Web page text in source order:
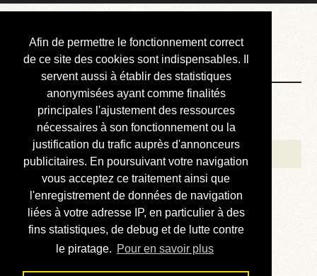
Afin de permettre le fonctionnement correct
de ce site des cookies sont indispensables. Il
servent aussi à établir des statistiques
anonymisées ayant comme finalités
principales l'ajustement des ressources
nécessaires à son fonctionnement ou la
justification du trafic auprès d'annonceurs
publicitaires. En poursuivant votre navigation
vous acceptez ce traitement ainsi que
l'enregistrement de données de navigation
liées à votre adresse IP, en particulier à des
fins statistiques, de debug et de lutte contre
le piratage. Pour en savoir plus
Courbis, « LE »
Blog Officiel
Bienvenue
Réalisations
Divers (et d’été)
Annonces
Liens externes
Téléchargement
Contact